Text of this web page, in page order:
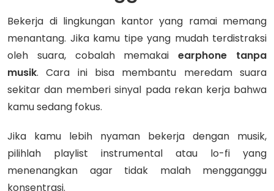
Bekerja di lingkungan kantor yang ramai memang
menantang. Jika kamu tipe yang mudah terdistraksi
oleh suara, cobalah memakaiearphone tanpa
musik. Cara ini bisa membantu meredam suara
sekitar dan memberi sinyal pada rekan kerja bahwa
kamu sedang fokus.
Jika kamu lebih nyaman bekerja dengan musik,
pilihlah playlist instrumental atau lo-fi yang
menenangkan agar tidak malah mengganggu
konsentrasi.